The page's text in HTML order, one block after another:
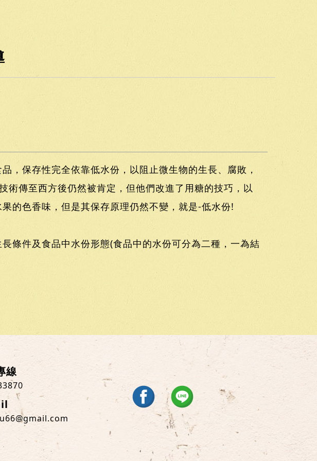
，保存性完全依靠低水份，以阻止微生物的生長、腐敗，
術傳至西方後仍然被肯定，但他們改進了用糖的技巧，以
的色香味，但是其保存原理仍然不變，就是-低水份!
條件及食品中水份形態(食品中的水份可分為二種，一為結
線